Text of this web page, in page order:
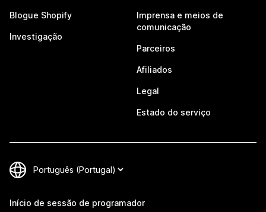
Blogue Shopify
Investigação
Imprensa e meios de
comunicação
Parceiros
Afiliados
Legal
Estado do serviço
Início de sessão de programador